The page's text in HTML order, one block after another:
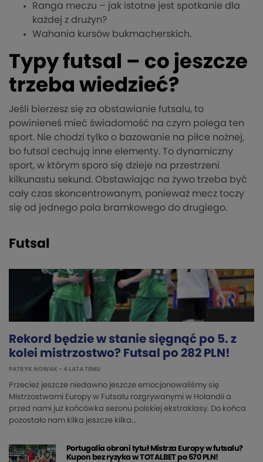
Ranga meczu – jak istotne jest spotkanie dla
każdej z drużyn?
Wahania kursów bukmacherskich.
Typy futsal – co jeszcze
trzeba wiedzieć?
Jeśli bierzesz się za obstawianie futsalu, to
powinieneś mieć świadomość na czym polega ten
sport. Nie chodzi tylko o bazowanie na piłce nożnej,
bo futsal cechują inne elementy. To dynamiczny
sport, w którym sporo się dzieje na przestrzeni
kilkunastu sekund. Obstawiając na żywo trzeba być
cały czas skoncentrowanym, ponieważ mecz toczy
się od jednego pola bramkowego do drugiego.
Futsal
Rekord będzie w stanie sięgnąć po 5. z
kolei mistrzostwo? Futsal po 282 PLN!
PATRYK NOWAK - 4 LATA TEMU
Przecież jeszcze niedawno jeszcze emocjonowaliśmy się
Mistrzostwami Europy w Futsalu rozgrywanymi w Holandii a
przed nami już końcówka sezonu polskiej ekstraklasy. Do końca
pozostało nam kilka jeszcze kilka...
Portugalia obroni tytuł Mistrza Europy w futsalu?
Kupon bez ryzyka w TOTALBET po 570 PLN!